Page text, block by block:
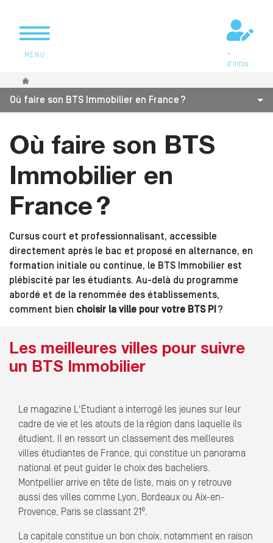
MENU
+
d'infos
Vous êtes ici
Où faire son BTS Immobilier en France ?
Où faire son BTS
Immobilier en
France ?
Cursus court et professionnalisant, accessible
directement après le bac et proposé en alternance, en
formation initiale ou continue, le BTS Immobilier est
plébiscité par les étudiants. Au-delà du programme
abordé et de la renommée des établissements,
comment bien choisir la ville pour votre BTS PI ?
Les meilleures villes pour suivre
un BTS Immobilier
Le magazine L'Étudiant a interrogé les jeunes sur leur
cadre de vie et les atouts de la région dans laquelle ils
étudient. Il en ressort un classement des meilleures
villes étudiantes de France, qui constitue un panorama
national et peut guider le choix des bacheliers.
Montpellier arrive en tête de liste, mais on y retrouve
aussi des villes comme Lyon, Bordeaux ou Aix-en-
Provence, Paris se classant 21e.
La capitale constitue un bon choix, notamment en raison